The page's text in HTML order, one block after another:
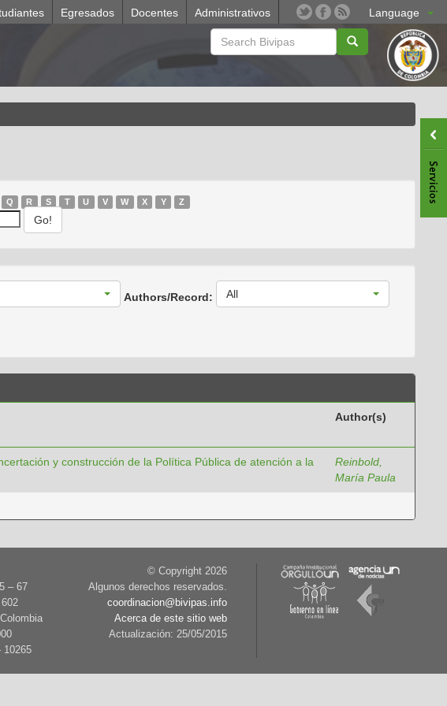
Language
Egresados Docentes Administrativos
Q R S T U V W X Y Z
Authors/Record: All
Author(s)
y construcción de la Política Pública de atención a la
Reinbold,
María Paula
– 67
© Copyright 2026
Algunos derechos reservados.
coordinacion@bivipas.info
Acerca de este sitio web
Actualización: 25/05/2015